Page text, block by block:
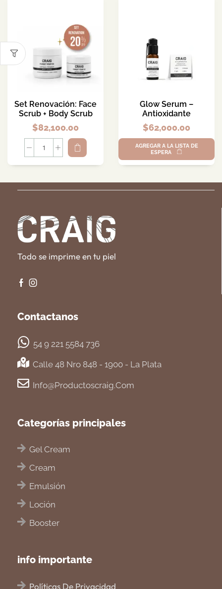
Set Renovación: Face
Scrub + Body Scrub
$82,100.00
Glow Serum –
Antioxidante
$62,000.00
AGREGAR A LA LISTA DE
ESPERA
Todo se imprime en tu piel
Contactanos
54 9 221 5584 736
Calle 48 Nro 848 - 1900 - La Plata
Info@productoscraig.com
Categorías principales
Gel Cream
Cream
Emulsión
Loción
Booster
info importante
Políticas De Privacidad